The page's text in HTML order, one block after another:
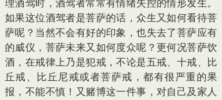
理酒驾时，酒驾者常常有情绪失控的情形发生。
如果这位酒驾者是菩萨的话，众生又如何看待菩
萨呢？当然不会有好的印象，也失去了菩萨应有
的威仪，菩萨未来又如何度众呢？更何况菩萨饮
酒，在戒律上乃是犯戒，不论是五戒、十戒、比
丘戒、比丘尼戒或者菩萨戒，都有很严重的果
报，不能不慎！又赌博这一件事，对自己及家人